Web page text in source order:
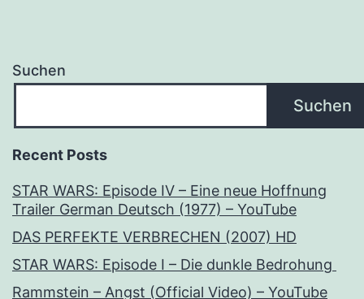
Suchen
Suchen
Recent Posts
STAR WARS: Episode IV – Eine neue Hoffnung
Trailer German Deutsch (1977) – YouTube
DAS PERFEKTE VERBRECHEN (2007) HD
STAR WARS: Episode I – Die dunkle Bedrohung
Rammstein – Angst (Official Video) – YouTube